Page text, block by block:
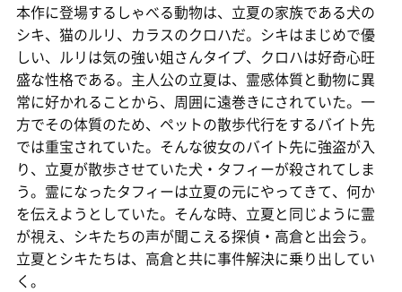
本作に登場するしゃべる動物は、立夏の家族である犬の
シキ、猫のルリ、カラスのクロハだ。シキはまじめで優
しい、ルリは気の強い姐さんタイプ、クロハは好奇心旺
盛な性格である。主人公の立夏は、霊感体質と動物に異
常に好かれることから、周囲に遠巻きにされていた。一
方でその体質のため、ペットの散歩代行をするバイト先
では重宝されていた。そんな彼女のバイト先に強盗が入
り、立夏が散歩させていた犬・タフィーが殺されてしま
う。霊になったタフィーは立夏の元にやってきて、何か
を伝えようとしていた。そんな時、立夏と同じように霊
が視え、シキたちの声が聞こえる探偵・高倉と出会う。
立夏とシキたちは、高倉と共に事件解決に乗り出してい
く。